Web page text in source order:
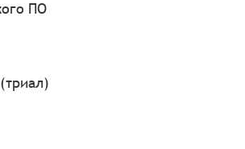
ПО